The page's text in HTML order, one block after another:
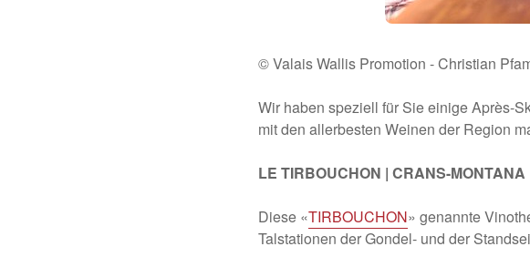
© Valais Wallis Promotion - Christian
Wir haben speziell für Sie einige Après-
mit den allerbesten Weinen der Region
LE TIRBOUCHON | CRANS-MONTANA
Diese «TIRBOUCHON» genannte
Talstationen der Gondel- und der